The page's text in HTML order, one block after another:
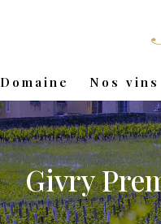
Domaine Nos vins
Givry